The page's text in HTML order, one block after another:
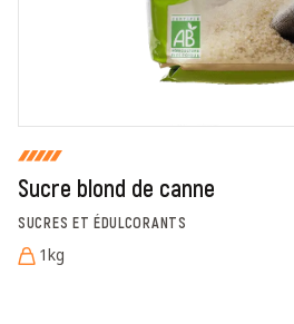
Fermer
Sucre blond de canne
SUCRES ET ÉDULCORANTS
1kg